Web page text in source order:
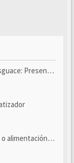
y seguimiento
eléctri...